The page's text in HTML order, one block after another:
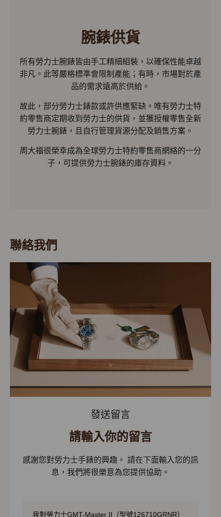
腕錶供貨
所有勞力士腕錶皆由手工精細組裝，以確保性能卓越
非凡。此等嚴格標準會限制產能；有時，市場對於產
品的需求遠高於供給。
故此，部分勞力士錶款或許供應緊缺。唯有勞力士特
約零售商定期收到勞力士的供貨，並獲授權零售全新
勞力士腕錶，且自行管理貨源分配及銷售方案。
周大福很榮幸成為全球勞力士特約零售商網絡的一分
子，可提供勞力士腕錶的庫存資料。
聯絡我們
發送留言
請輸入你的留言
感謝您對勞力士手錶的興趣。 請在下面輸入您的訊
息，我們將很樂意為您提供協助。